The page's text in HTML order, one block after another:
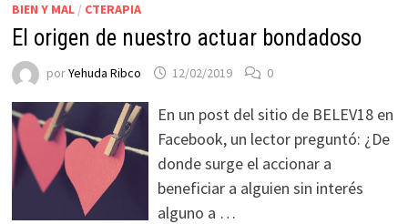
BIEN Y MAL/ CTERAPIA
El origen de nuestro actuar bondadoso
porYehuda Ribco 12/02/2019 0
En un post del sitio de BELEV18 en
Facebook, un lector preguntó: ¿De
donde surge el accionar a
beneficiar a alguien sin interés
alguno a …